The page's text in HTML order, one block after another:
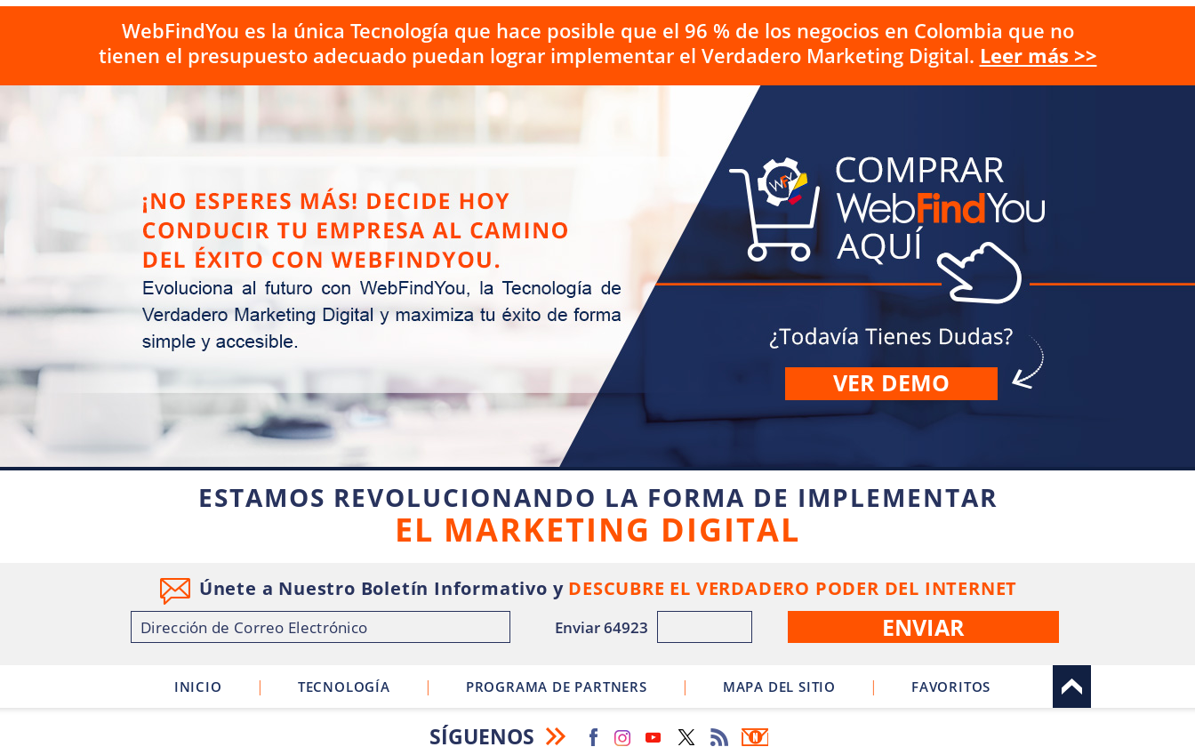
WebFindYou es la única Tecnología que hace posible que el 96 % de los negocios en Colombia que no
tienen el presupuesto adecuado puedan lograr implementar el Verdadero Marketing Digital. Leer más >>
VER DEMO
ESTAMOS REVOLUCIONANDO LA FORMA DE IMPLEMENTAR
EL MARKETING DIGITAL
Únete a Nuestro Boletín Informativo y DESCUBRE EL VERDADERO PODER DEL INTERNET
Enviar 64923
INICIO | TECNOLOGÍA | PROGRAMA DE PARTNERS | MAPA DEL SITIO | FAVORITOS
SÍGUENOS